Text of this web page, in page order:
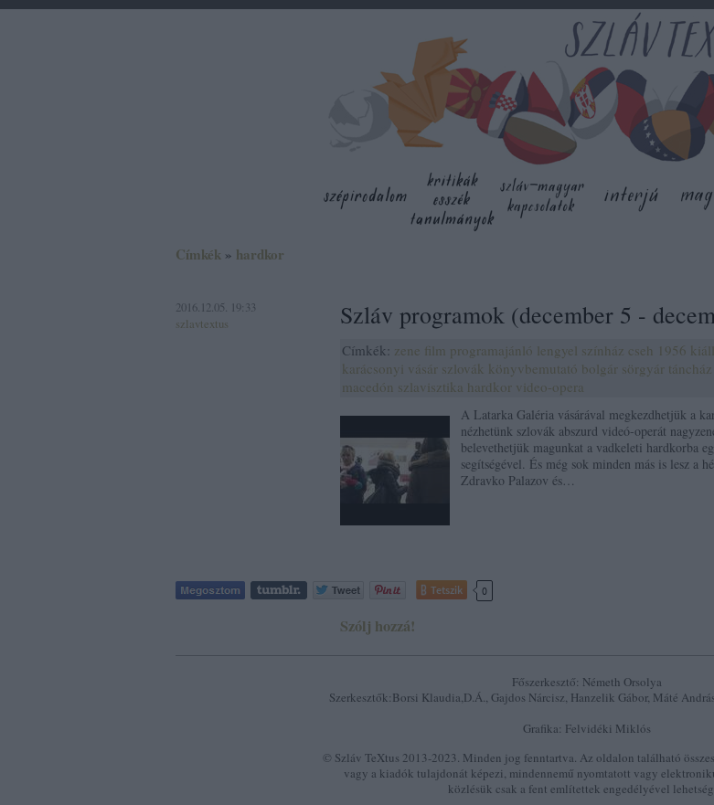
Címkék » hardkor
2016.12.05. 19:33
szlavtextus
Szláv programok (december 5 -
Címkék: zene film programajánló lengyel színház cseh 1956
karácsonyi vásár szlovák könyvbemutató bolgár sörgyár táncház
macedón szlavisztika hardkor video-opera
A Latarka Galéria vásárával megkezdhetjük a
nézhetünk szlovák abszurd videó-operát
belevethetjük magunkat a vadkeleti hardkorba
segítségével. És még sok minden más is lesz a
Zdravko Palazov és…
Tetszik 0
Szólj hozzá!
Főszerkesztő: Németh Orsolya
Szerkesztők:Borsi Klaudia,D.Á., Gajdos Nárcisz, Hanzelik Gábor, Máté
Grafika: Felvidéki Miklós
© Szláv TeXtus 2013-2023. Minden jog fenntartva. Az oldalon található
vagy a kiadók tulajdonát képezi, mindennemű nyomtatott vagy
közlésük csak a fent említettek engedélyével